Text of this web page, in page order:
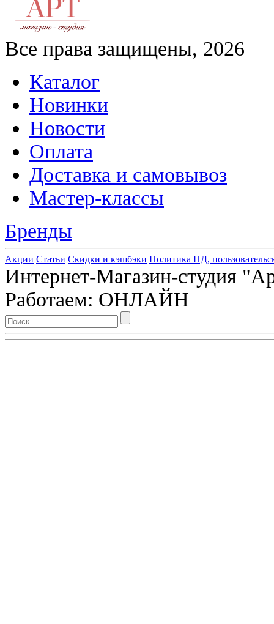
Все права защищены, 2026
Каталог
Новинки
Новости
Оплата
Доставка и самовывоз
Мастер-классы
Бренды
Акции Статьи Скидки и кэшбэки Политика ПД,
Интернет-Магазин-студия
Работаем: ОНЛАЙН